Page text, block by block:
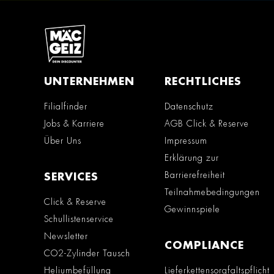
UNTERNEHMEN
Filialfinder
Jobs & Karriere
Über Uns
SERVICES
Click & Reserve
Schullistenservice
Newsletter
CO2-Zylinder Tausch
Heliumbefüllung
RECHTLICHES
Datenschutz
AGB Click & Reserve
Impressum
Erklärung zur
Barrierefreiheit
Teilnahmebedingungen
Gewinnspiele
COMPLIANCE
Lieferkettensorgfaltspflicht